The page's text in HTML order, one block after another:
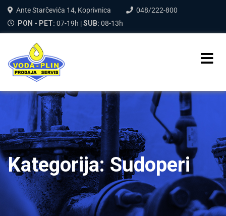
Ante Starčevića 14, Koprivnica
048/222-800
PON - PET: 07-19h |SUB: 08-13h
Kategorija:Sudoperi